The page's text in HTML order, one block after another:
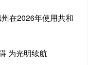
在2026年使用共和
为光明续航